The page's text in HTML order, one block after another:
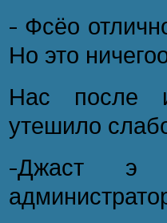
- Фсёо
Но это
Нас после
утешило
-Джаст э